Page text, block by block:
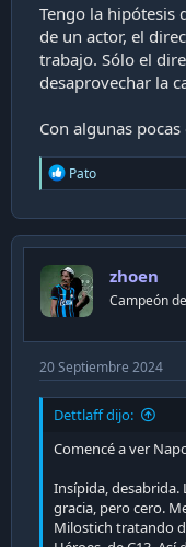
Tengo la hipótesis
de un actor, el
trabajo. Sólo el
desaprovechar la
Con algunas
R
e
c
t
o
n
s
Pato
zhoen
Campeón
20 Septiembre 2024
Dettlaff dijo:
Comencé a ver
Insípida, desabrida.
gracia, pero cero.
Milostich tratando